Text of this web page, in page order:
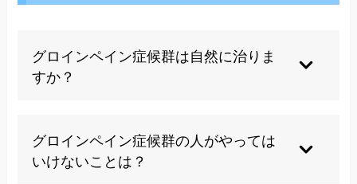
グロインペイン症候群は自然に治りま
すか？
度で改善することもありますが、多くの場合は専
門的な治療が必要です。特に症状が3ヶ月以上続
く慢性化したケースでは、自然治癒を期待するだ
グロインペイン症候群の人がやっては
いけないことは？